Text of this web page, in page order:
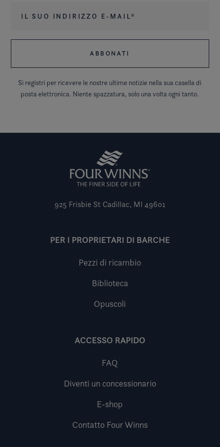
Si registri per ricevere le nostre ultime notizie nella sua casella di
posta elettronica. Niente spazzatura, solo una volta ogni tanto.
925 Frisbie St Cadillac, MI 49601
PER I PROPRIETARI DI BARCHE
Pezzi di ricambio
Biblioteca
Opuscoli
ACCESSO RAPIDO
FAQ
Diventi un concessionario
E-shop
Contatto Four Winns